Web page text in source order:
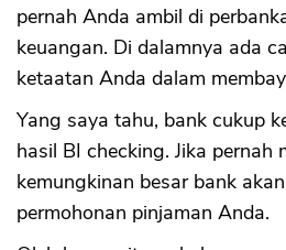
pernah Anda ambil di
keuangan. Di dalamnya ada
ketaatan Anda dalam
Yang saya tahu, bank cukup
hasil BI checking. Jika pernah
kemungkinan besar bank
permohonan pinjaman Anda.